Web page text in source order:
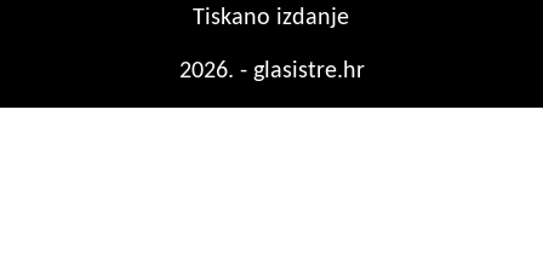
Tiskano izdanje
2026. - glasistre.hr